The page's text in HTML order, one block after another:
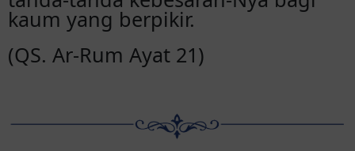
kaum yang berpikir.
(QS. Ar-Rum Ayat 21)